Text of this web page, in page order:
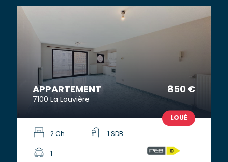
APPARTEMENT 850 €
7100 La Louvière
LOUÉ
2 Ch. 1 SDB